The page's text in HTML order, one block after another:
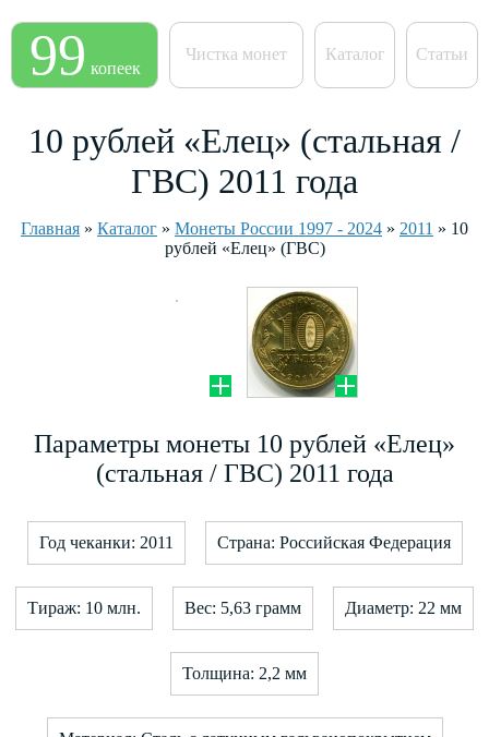
99 копеек
Чистка монет Каталог Статьи
10 рублей «Елец» (стальная /
ГВС) 2011 года
Главная » Каталог » Монеты России 1997 - 2024 » 2011 » 10
рублей «Елец» (ГВС)
Параметры монеты 10 рублей «Елец»
(стальная / ГВС) 2011 года
Год чеканки: 2011 Страна: Российская Федерация
Тираж: 10 млн. Вес: 5,63 грамм Диаметр: 22 мм
Толщина: 2,2 мм